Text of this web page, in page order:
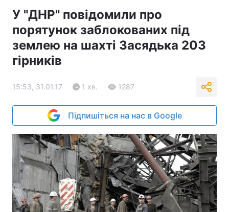
У "ДНР" повідомили про
порятунок заблокованих під
землею на шахті Засядька 203
гірників
15:53, 31.01.17 1 хв. 1287
Підпишіться на нас в Google